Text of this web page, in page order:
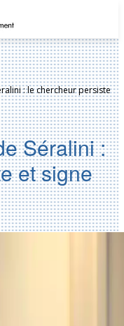
: le chercheur persiste
Séralini :
et signe